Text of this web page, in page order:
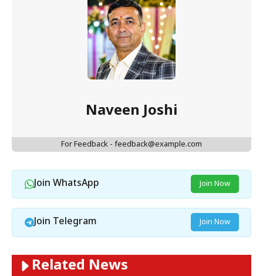
Naveen Joshi
For Feedback - feedback@example.com
Join WhatsApp Join Now
Join Telegram Join Now
Related News